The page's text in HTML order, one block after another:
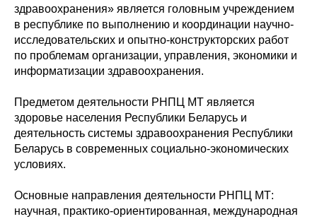
здравоохранения» является головным учреждением
в республике по выполнению и координации научно-
исследовательских и опытно-конструкторских работ
по проблемам организации, управления, экономики и
информатизации здравоохранения.
Предметом деятельности РНПЦ МТ является
здоровье населения Республики Беларусь и
деятельность системы здравоохранения Республики
Беларусь в современных социально-экономических
условиях.
Основные направления деятельности РНПЦ МТ:
научная, практико-ориентированная, международная